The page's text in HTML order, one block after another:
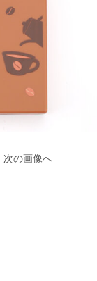
次の画像へ